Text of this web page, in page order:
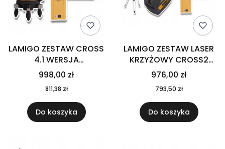
LAMIGO ZESTAW CROSS
4.1 WERSJA
PODSTAWOWA+RC-9
998,00 zł
811,38 zł
Do koszyka
LAMIGO ZESTAW LASER
KRZYŻOWY CROSS2
ODBIORNIK RC-9
STATYW STL145M
POKROWIEC
976,00 zł
793,50 zł
Do koszyka